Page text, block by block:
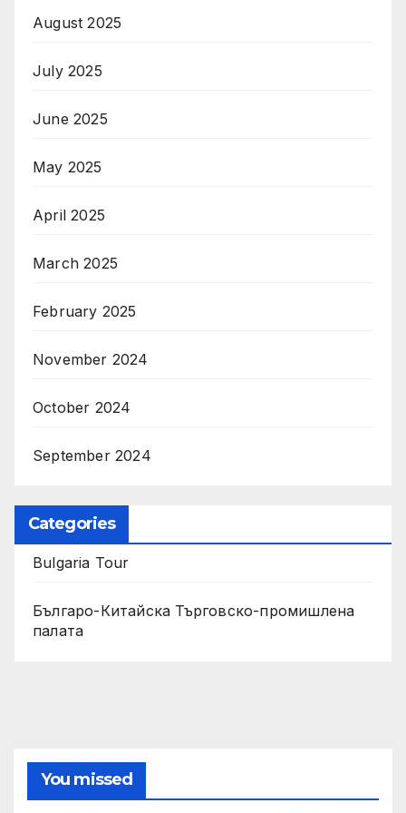
August 2025
July 2025
June 2025
May 2025
April 2025
March 2025
February 2025
November 2024
October 2024
September 2024
Categories
Bulgaria Tour
Българо-Китайска Търговско-промишлена
палaта
You missed